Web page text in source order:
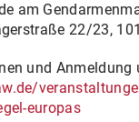
am
22/23,
und Anmeldung
europas